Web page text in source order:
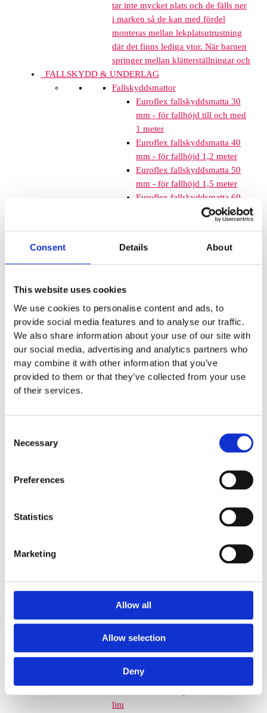
Consent Details About
This website uses cookies
We use cookies to personalise content and ads, to
provide social media features and to analyse our traffic.
We also share information about your use of our site with
our social media, advertising and analytics partners who
may combine it with other information that you’ve
provided to them or that they’ve collected from your use
of their services.
Selection
Necessary
Preferences
Statistics
Marketing
Allow all
Allow selection
Deny
tar inte mycket plats och de fälls ner
i marken så de kan med fördel
monteras mellan lekplatsutrustning
där det finns lediga ytor. När barnen
springer mellan klätterställningar och
FALLSKYDD & UNDERLAG
Fallskyddsmattor
Euroflex fallskyddsmatta 30
mm - för fallhöjd till och med
1 meter
Euroflex fallskyddsmatta 40
mm - för fallhöjd 1,2 meter
Euroflex fallskyddsmatta 50
mm - för fallhöjd 1,5 meter
Euroflex fallskyddsmatta 60
mm – för fallhöjd 1,7 meter
Euroflex fallskyddsmatta 70
Euroflex fallskyddsmatta 80
mm - för fallhöjd 2,4 meter
meter
Nordic rubber safe tiles 40
mm – fallhöjd upp till 1,5 m
Nordic rubber safe tiles 55
mm – fallhöjd upp till 2,1 m
Nordic rubber safe tiles 75
Euroflex - kantskydd
Euroflex stepper/S & C-block
Euroflex gräskantskydd
tjocklekar
tjocklek
Grässkyddsmattor
Grässkyddsmattor
Platsgjuten gummiasfalt
Corkeen
lim